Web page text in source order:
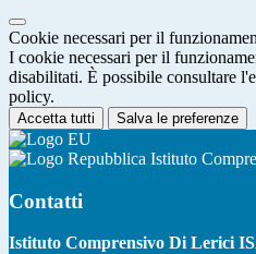
Cookie necessari per il
I cookie necessari per il
disabilitati. È possibile consultare
policy.
Accetta tutti Salva le preferenze
Istituto
Contatti
Istituto Comprensivo Di Lerici